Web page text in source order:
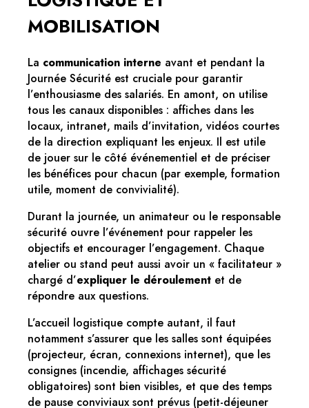
MOBILISATION
La communication interne avant et pendant la
Journée Sécurité est cruciale pour garantir
l’enthousiasme des salariés. En amont, on utilise
tous les canaux disponibles : affiches dans les
locaux, intranet, mails d’invitation, vidéos courtes
de la direction expliquant les enjeux. Il est utile
de jouer sur le côté événementiel et de préciser
les bénéfices pour chacun (par exemple, formation
utile, moment de convivialité).
Durant la journée, un animateur ou le responsable
sécurité ouvre l’événement pour rappeler les
objectifs et encourager l’engagement. Chaque
atelier ou stand peut aussi avoir un « facilitateur »
chargé d’expliquer le déroulement et de
répondre aux questions.
L’accueil logistique compte autant, il faut
notamment s’assurer que les salles sont équipées
(projecteur, écran, connexions internet), que les
consignes (incendie, affichages sécurité
obligatoires) sont bien visibles, et que des temps
de pause conviviaux sont prévus (petit-déjeuner